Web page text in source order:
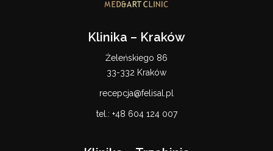
Klinika – Kraków
Żeleńskiego 86
33-332 Kraków
recepcja@felisal.pl
tel.: +48 604 124 007